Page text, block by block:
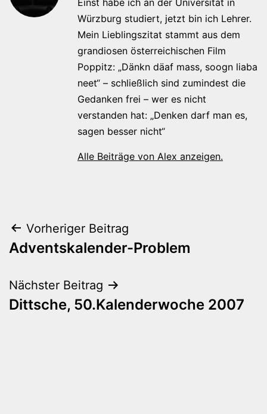
Würzburg studiert, jetzt bin ich Lehrer.
Mein Lieblingszitat stammt aus dem
grandiosen österreichischen Film
Poppitz: „Dänkn däaf mass, soogn liaba
neet“ – schließlich sind zumindest die
Gedanken frei – wer es nicht
verstanden hat: „Denken darf man es,
sagen besser nicht“
Alle Beiträge von Alex anzeigen.
Beitragsnavigation
Vorheriger Beitrag
Adventskalender-Problem
Nächster Beitrag
Dittsche, 50.Kalenderwoche 2007